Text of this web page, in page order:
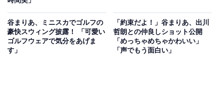
谷まりあ、ミニスカでゴルフの
豪快スウィング披露！ 「可愛い
ゴルフウェアで気分をあげま
す」
「約束だよ！」谷まりあ、出川
哲朗との仲良しショット公開
「めっちゃめちゃかわいい」
「声でもう面白い」